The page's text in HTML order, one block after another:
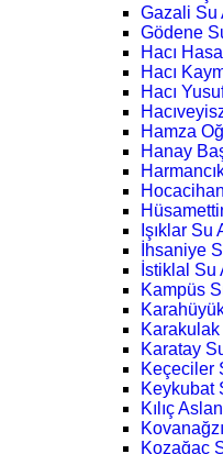
Gazali Su
Gödene
Hacı
Hacı
Hacı
Hamza
Hanay
Işıklar Su
İhsaniye
İstiklal Su
Kampüs
Karakulak
Karatay
Keçeciler
Keykubat
Kılıç
Kozağaç